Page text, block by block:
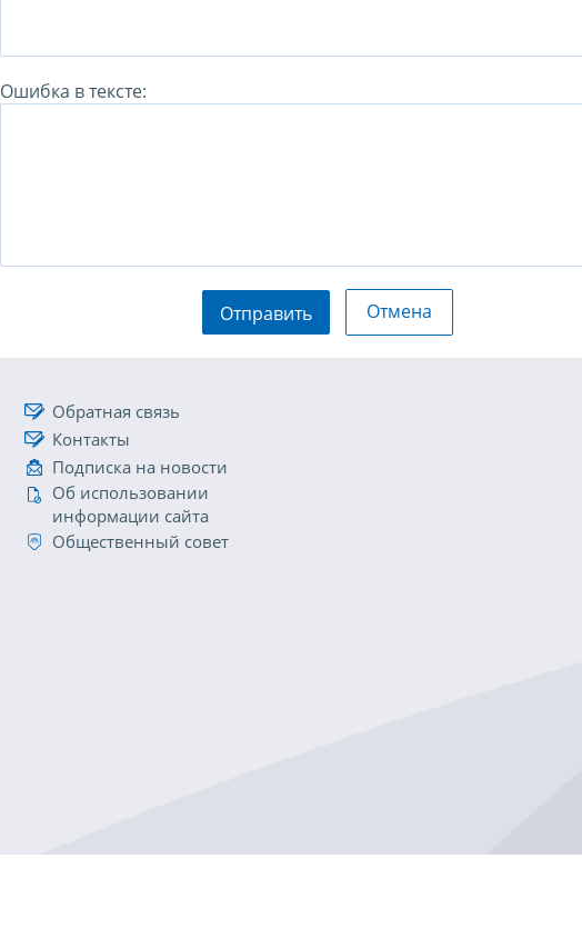
Ошибка в тексте:
Отправить Отмена
Обратная связь
Контакты
Подписка на новости
Об использовании
информации сайта
Общественный совет